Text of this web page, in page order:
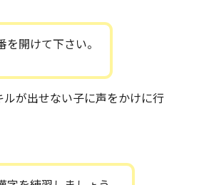
開けて下さい。
ルが出せない子に声をかけに行